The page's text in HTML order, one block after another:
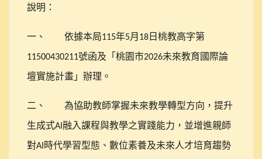
說明：
一、 依據本局115年5月 18 日桃教高字第
11500430211號函及「桃園市2026未來教育國際論
壇實施計畫」辦理。
二、
為協助教師掌握未來教學轉型方向，提升
生成式AI 融入課程與教學之實踐能力，並增進親師
對AI 時代學習型態、數位素養及未來人才培育趨勢